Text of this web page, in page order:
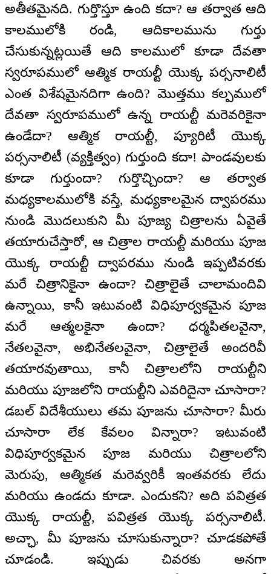
అతీతమైనది. గుర్తొస్తూ ఉంది కదా? ఆ తర్వాత ఆది
కాలములోకి రండి, ఆదికాలమును గుర్తు
చేసుకున్నట్లయితే ఆది కాలములో కూడా దేవతా
స్వరూపములో ఆత్మిక రాయల్టీ యొక్క పర్సనాలిటీ
ఎంత విశేషమైనదిగా ఉంది? మొత్తము కల్పములో
దేవతా స్వరూపములో ఉన్న రాయల్టీ మరెవరికైనా
ఉండేదా? ఆత్మిక రాయల్టీ, ప్యూరిటీ యొక్క
పర్సనాలిటీ (వ్యక్తిత్వం) గుర్తుంది కదా! పాండవులకు
కూడా గుర్తుందా? గుర్తొచ్చిందా? ఆ తర్వాత
మధ్యకాలములోకి వస్తే, మధ్యకాలమైన ద్వాపరము
నుండి మొదలుకుని మీ పూజ్య చిత్రాలను ఏవైతే
తయారుచేస్తారో, ఆ చిత్రాల రాయల్టీ మరియు పూజ
యొక్క రాయల్టీ ద్వాపరము నుండి ఇప్పటివరకు
మరే చిత్రానికైనా ఉందా? చిత్రాలైతే చాలామందివి
ఉన్నాయి, కానీ ఇటువంటి విధిపూర్వకమైన పూజ
మరే ఆత్మలకైనా ఉందా? ధర్మపితలవైనా,
నేతలవైనా, అభినేతలవైనా, చిత్రాలైతే అందరివీ
తయారవుతాయి, కానీ చిత్రాలలోని రాయల్టీని
మరియు పూజలోని రాయల్టీని ఎవరిదైనా చూసారా?
డబల్ విదేశీయులు తమ పూజను చూసారా? మీరు
చూసారా లేక కేవలం విన్నారా? ఇటువంటి
విధిపూర్వకమైన పూజ మరియు చిత్రాలలోని
మెరుపు, ఆత్మికత మరెవ్వరికీ ఇంతవరకు లేదు
మరియు ఉండదు కూడా. ఎందుకని? అది పవిత్రత
యొక్క రాయల్టీ, పవిత్రత యొక్క పర్సనాలిటీ.
అచ్ఛా, మీ పూజను చూసుకున్నారా? చూడకపోతే
చూడండి. ఇప్పుడు చివరకు అనగా